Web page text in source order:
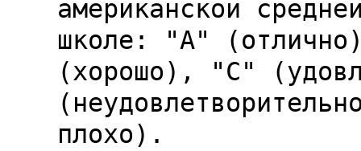
американской
школе: "А"
(хорошо), "С"
плохо).